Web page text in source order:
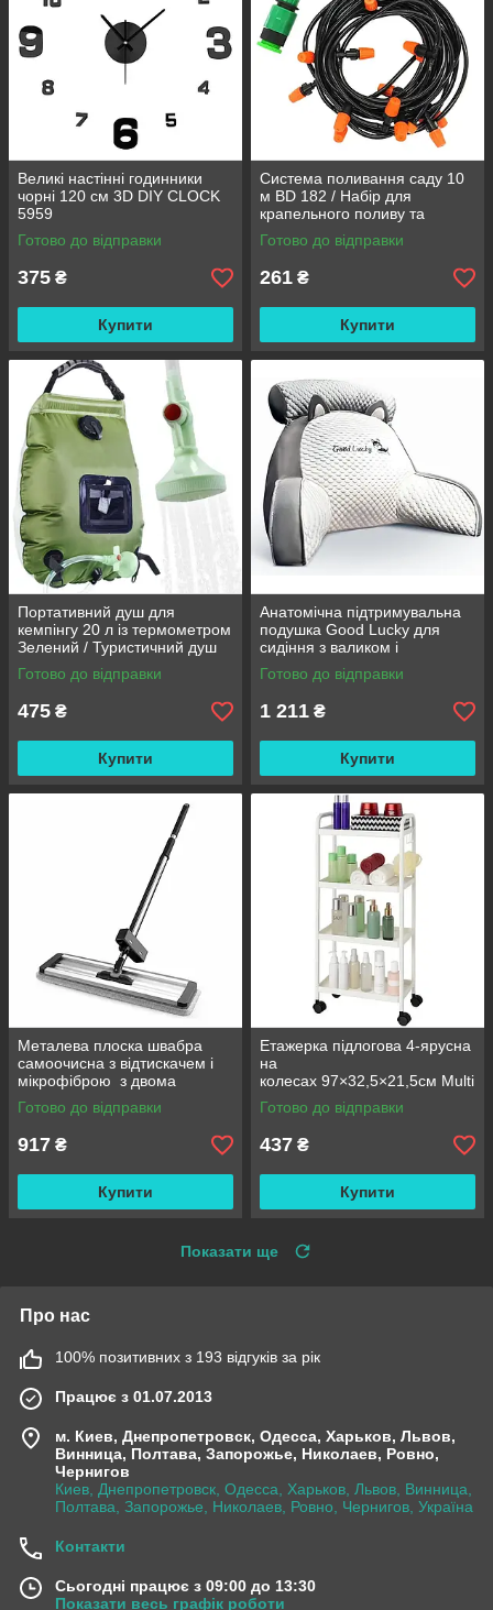
Великі настінні годинники
чорні 120 см 3D DIY CLOCK
5959
Готово до відправки
375 ₴
Купити
Система поливання саду 10
м BD 182 / Набір для
крапельного поливу та
охолодження / Комплект для
поливання
Готово до відправки
261 ₴
Купити
Портативний душ для
кемпінгу 20 л із термометром
Зелений / Туристичний душ
переносний з лійкою /
Польовий душ сумка
Готово до відправки
475 ₴
Купити
Анатомічна підтримувальна
подушка Good Lucky для
сидіння з валиком і
підлокітниками
Готово до відправки
1 211 ₴
Купити
Металева плоска швабра
самоочисна з відтискачем і
мікрофіброю з двома
змінними насадками M06
42см
Готово до відправки
917 ₴
Купити
Етажерка підлогова 4-ярусна
на
колесах 97×32,5×21,5см Multi
fucntion Rack JC606
/ Підлогова вузька стелаж-
етажерка
Готово до відправки
437 ₴
Купити
Показати ще
Про нас
100% позитивних з 193 відгуків за рік
Працює з 01.07.2013
м. Киев, Днепропетровск, Одесса, Харьков, Львов,
Винница, Полтава, Запорожье, Николаев, Ровно,
Чернигов
Киев, Днепропетровск, Одесса, Харьков, Львов, Винница,
Полтава, Запорожье, Николаев, Ровно, Чернигов, Україна
Контакти
Сьогодні працює з 09:00 до 13:30
Показати весь графік роботи